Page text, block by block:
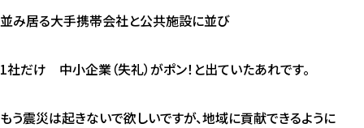
並み居る大手携帯会社と公共施設に並び
1社だけ 中小企業（失礼）がポン！と出ていたあれです。
もう震災は起きないで欲しいですが、地域に貢献できるように